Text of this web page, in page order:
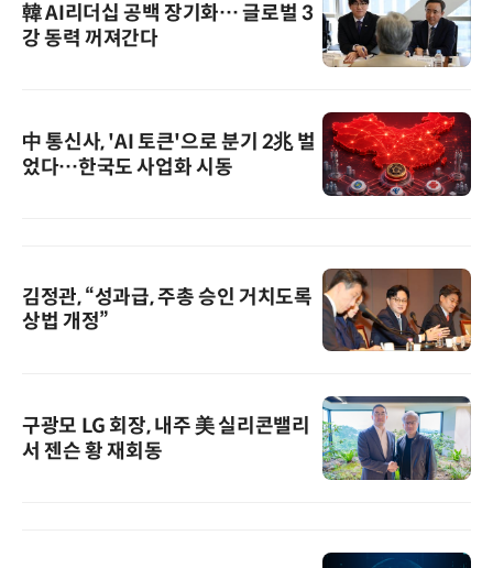
韓 AI리더십 공백 장기화… 글로벌 3
강 동력 꺼져간다
中 통신사, 'AI 토큰'으로 분기 2兆 벌
었다…한국도 사업화 시동
김정관, “성과급, 주총 승인 거치도록
상법 개정”
구광모 LG 회장, 내주 美 실리콘밸리
서 젠슨 황 재회동